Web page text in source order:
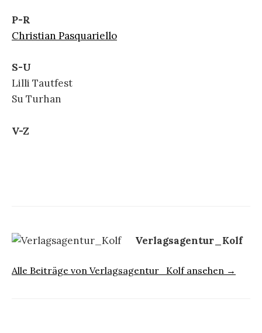
P-R
Christian Pasquariello
S-U
Lilli Tautfest
Su Turhan
V-Z
Verlagsagentur_Kolf
Alle Beiträge von Verlagsagentur_Kolf ansehen →